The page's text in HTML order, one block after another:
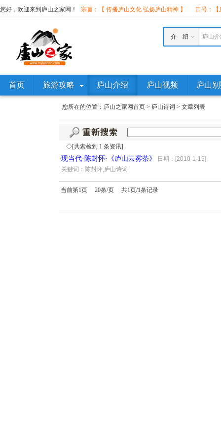
您好，欢迎来到庐山之家网！ 宗旨：【 传播庐山文化 弘扬庐山精神 】 口号：
庐山
介 绍
首页 旅游攻略 庐山介绍 庐山视频 庐山
您所在的位置： 庐山之家网首页 > 庐山诗词 > 文章列表
◇[共索检到 1 条资讯]
·现当代·陈封怀·《庐山云雾茶》
日期：[2010-1-15]
关键词：陈封怀,庐山诗词
当前第1页 20条/页 共1页/1条记录